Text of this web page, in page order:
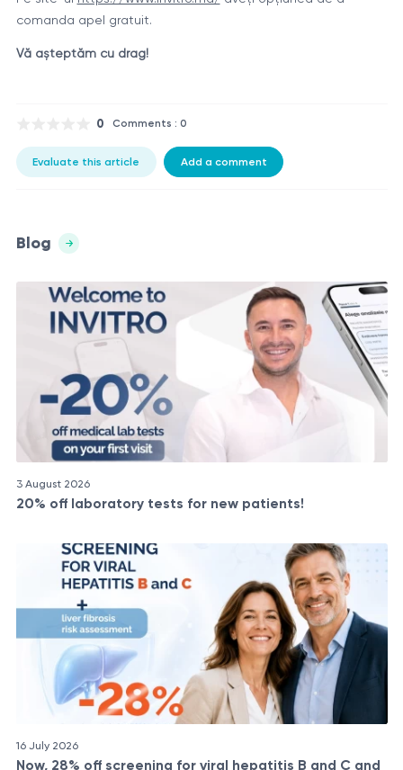
comanda apel gratuit.
Vă așteptăm cu drag!
0 Comments : 0
Evaluate this article Add a comment
Blog
3 August 2026
20% off laboratory tests for new patients!
16 July 2026
Now, 28% off screening for viral hepatitis B and C and